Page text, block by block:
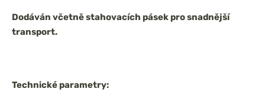
Dodáván včetně stahovacích pásek pro snadnější
transport.
Technické parametry: